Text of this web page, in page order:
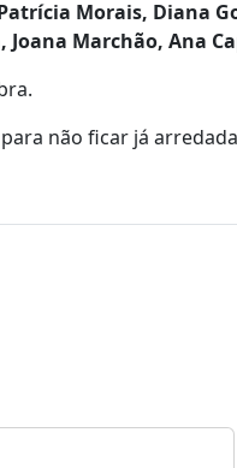
Morais, Diana
Marchão, Ana
não ficar já